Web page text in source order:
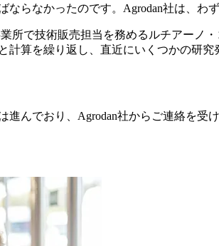
らなかったのです。Agrodan社は、わ
所で技術販売担当を務めるルチアー
算を繰り返し、直近にいくつかの研究
進んでおり、Agrodan社からご連絡を